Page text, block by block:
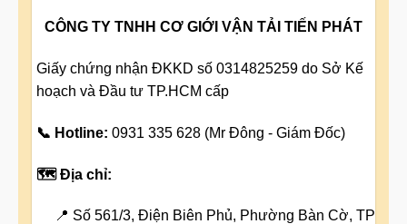
CÔNG TY TNHH CƠ GIỚI VẬN TẢI TIẾN PHÁT
Giấy chứng nhận ĐKKD số 0314825259 do Sở Kế
hoạch và Đầu tư TP.HCM cấp
📞 Hotline: 0931 335 628 (Mr Đông - Giám Đốc)
🗺️ Địa chỉ:
📍 Số 561/3, Điện Biên Phủ, Phường Bàn Cờ, TP